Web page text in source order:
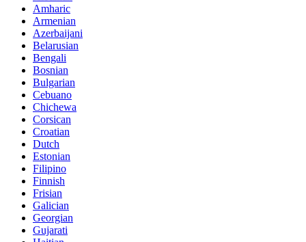
Amharic
Armenian
Azerbaijani
Belarusian
Bengali
Bosnian
Bulgarian
Cebuano
Chichewa
Corsican
Croatian
Dutch
Estonian
Filipino
Finnish
Frisian
Galician
Georgian
Gujarati